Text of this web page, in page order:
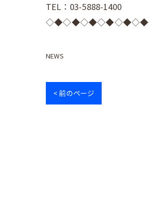
TEL：03-5888-1400
NEWS
< 前のページ